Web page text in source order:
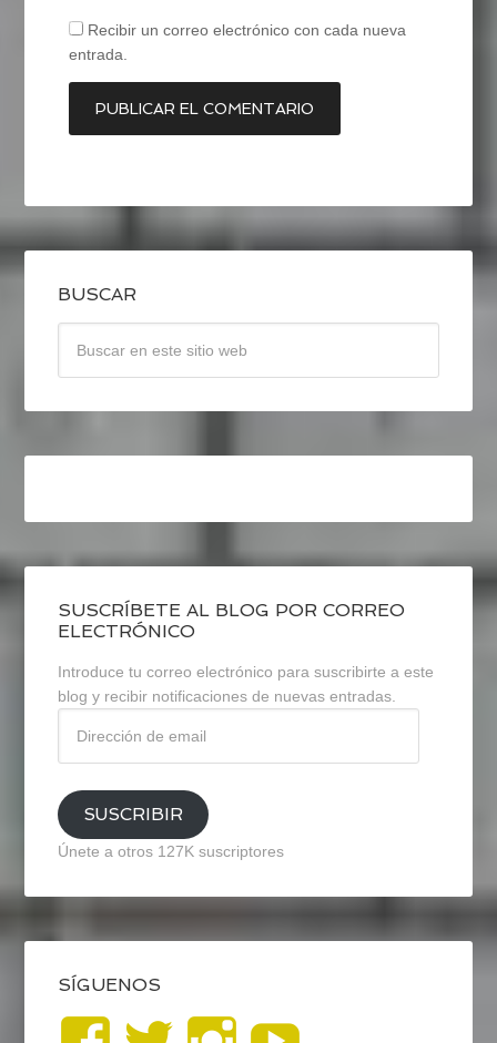
Recibir un correo electrónico con cada nueva
entrada.
BUSCAR
SUSCRÍBETE AL BLOG POR CORREO
ELECTRÓNICO
Introduce tu correo electrónico para suscribirte a este
blog y recibir notificaciones de nuevas entradas.
email
SUSCRIBIR
Únete a otros 127K suscriptores
SÍGUENOS